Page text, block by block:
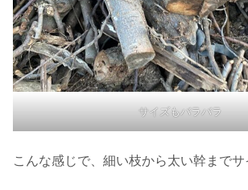
サイズもバラバラ
こんな感じで、細い枝から太い幹までサ